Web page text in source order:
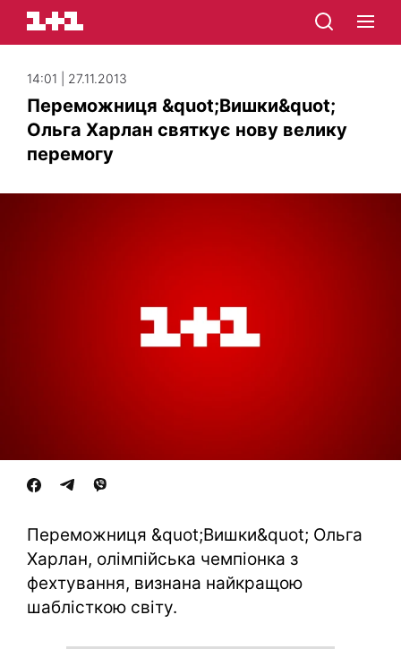
14:01 | 27.11.2013
Переможниця &quot;Вишки&quot;
Ольга Харлан святкує нову велику
перемогу
Переможниця &quot;Вишки&quot; Ольга
Харлан, олімпійська чемпіонка з
фехтування, визнана найкращою
шаблісткою світу.